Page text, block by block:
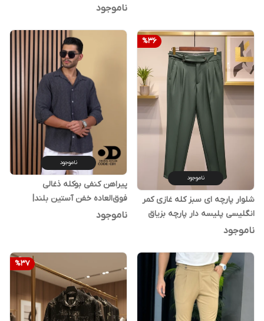
ناموجود
%36
ناموجود
شلوار پارچه ای سبز کله غازی کمر
انگلیسی پلیسه دار پارچه بزیاق
اعلا کد B5
ناموجود
ناموجود
پیراهن کنفی بوکله ذغالی
فوق‌العاده خفن آستین بلند|
استایل اولد مانی کد c01
ناموجود
%37